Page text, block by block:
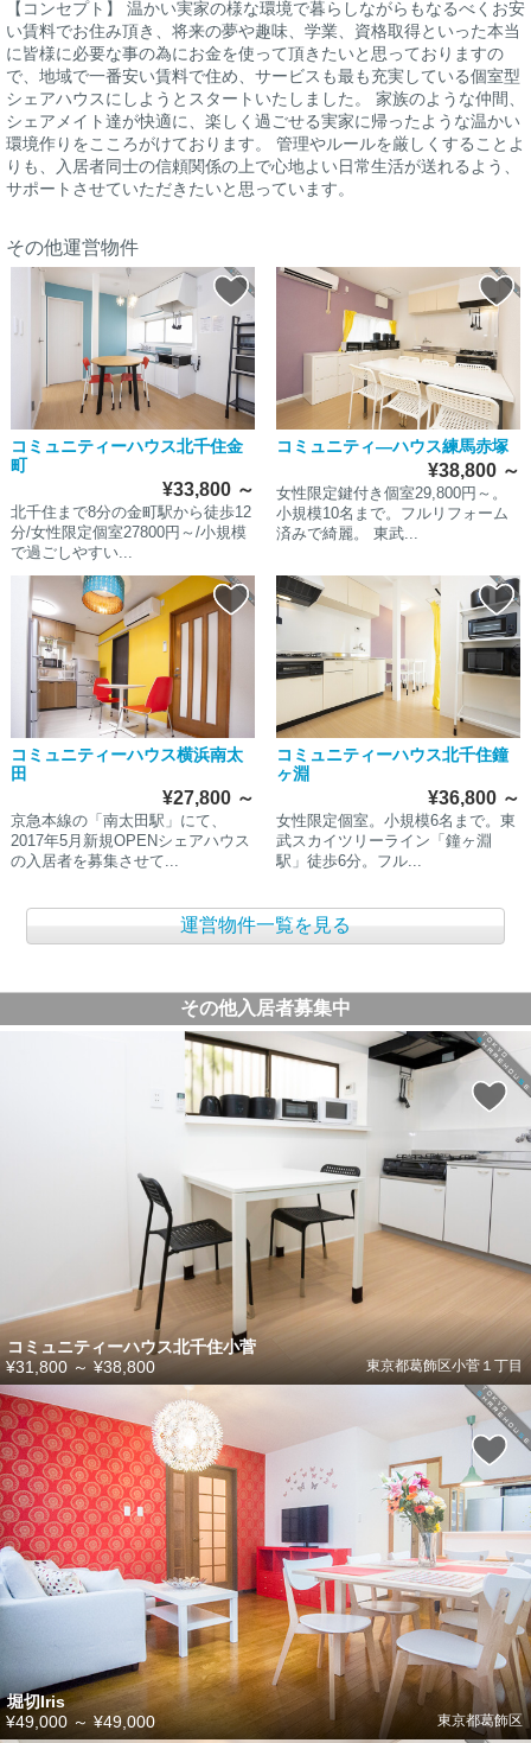
【コンセプト】 温かい実家の様な環境で暮らしながらもなるべくお安
い賃料でお住み頂き、将来の夢や趣味、学業、資格取得といった本当
に皆様に必要な事の為にお金を使って頂きたいと思っておりますの
で、地域で一番安い賃料で住め、サービスも最も充実している個室型
シェアハウスにしようとスタートいたしました。 家族のような仲間、
シェアメイト達が快適に、楽しく過ごせる実家に帰ったような温かい
環境作りをこころがけております。 管理やルールを厳しくすることよ
りも、入居者同士の信頼関係の上で心地よい日常生活が送れるよう、
サポートさせていただきたいと思っています。
その他運営物件
コミュニティーハウス北千住金
町
¥33,800 ～
北千住まで8分の金町駅から徒歩12
分/女性限定個室27800円～/小規模
で過ごしやすい...
コミュニティ―ハウス練馬赤塚
¥38,800 ～
女性限定鍵付き個室29,800円～。
小規模10名まで。フルリフォーム
済みで綺麗。 東武...
コミュニティーハウス横浜南太
田
¥27,800 ～
京急本線の「南太田駅」にて、
2017年5月新規OPENシェアハウス
の入居者を募集させて...
コミュニティーハウス北千住鐘
ヶ淵
¥36,800 ～
女性限定個室。小規模6名まで。東
武スカイツリーライン「鐘ヶ淵
駅」徒歩6分。フル...
運営物件一覧を見る
その他入居者募集中
コミュニティーハウス北千住小菅
東京都葛飾区小菅１丁目
¥31,800 ～¥38,800
堀切Iris
東京都葛飾区
¥49,000 ～ ¥49,000